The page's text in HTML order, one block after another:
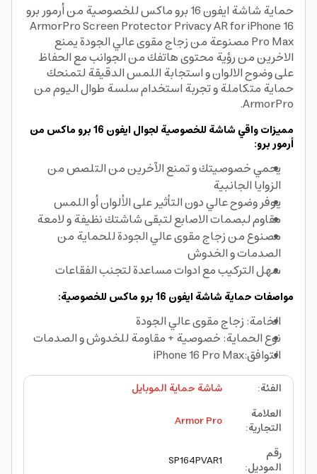
حماية شاشة ايفون 16 برو ماكس للخصوصية من أرمور برو
ArmorPro Screen Protector Privacy AR for iPhone 16
Pro Max مصنوعة من زجاج مقوى عالي الجودة يمنع
الاخرين من رؤية محتوى هاتفك من الجوانب مع الحفاظ
على وضوح الالوان و استجابة اللمس الدقيقة لتمنحك
حماية متكاملة و تجربة استخدام سلسة طوال اليوم من
ArmorPro.
مميزات واقي شاشة للخصوصية لجوال ايفون 16 برو ماكس من
أرمور برو:
يحمي خصوصيتك و تمنع الآخرين من التلصص من
الزوايا الجانبية
يوفر وضوح عالي دون التأثير على الألوان أو اللمس
مقاوم لبصمات الاصابع لتبقى شاشتك نظيفة و لامعة
مصنوع من زجاج مقوى عالي الجودة للحماية من
الصدمات و الخدوش
سهل التركيب مع ادوات مساعدة لتجنب الفقاعات
مواصفات حماية شاشة ايفون 16 برو ماكس للخصوصية:
الخامة: زجاج مقوى عالي الجودة
نوع الحماية: خصوصية + مقاومة للخدوش و الصدمات
التوافق:iPhone 16 Pro Max
الفئة:
شاشة حماية الموبايل
العلامة
التجارية:
Armor Pro
رقم
الموديل:
SP164PVAR1